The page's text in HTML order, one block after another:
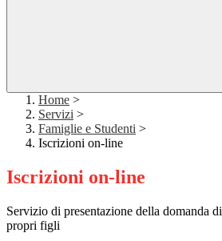
Home >
Servizi >
Famiglie e Studenti >
Iscrizioni on-line
Iscrizioni on-line
Servizio di presentazione della domanda
propri figli